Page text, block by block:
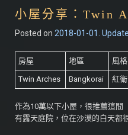
小屋分享：Twin
Posted on 2018-01-01 .
房屋 地區 風格
Twin Arches Bangkorai 紅衛
作為10萬以下小屋，很推薦這間
有露天庭院，位在沙漠的白天都